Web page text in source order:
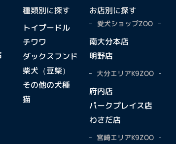
種類別に探す
トイプードル
チワワ
ダックスフンド
柴犬（豆柴）
その他の犬種
猫
お店別に探す
愛犬ショップZOO
南大分本店
明野店
大分エリアK9ZOO
府内店
パークプレイス店
わさだ店
宮崎エリアK9ZOO